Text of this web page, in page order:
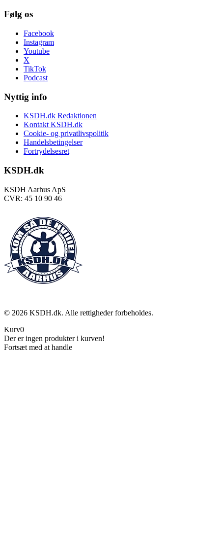
Følg os
Facebook
Instagram
Youtube
X
TikTok
Podcast
Nyttig info
KSDH.dk Redaktionen
Kontakt KSDH.dk
Cookie- og privatlivspolitik
Handelsbetingelser
Fortrydelsesret
KSDH.dk
KSDH Aarhus ApS
CVR: 45 10 90 46
© 2026 KSDH.dk. Alle rettigheder forbeholdes.
Kurv0
Der er ingen produkter i kurven!
Fortsæt med at handle